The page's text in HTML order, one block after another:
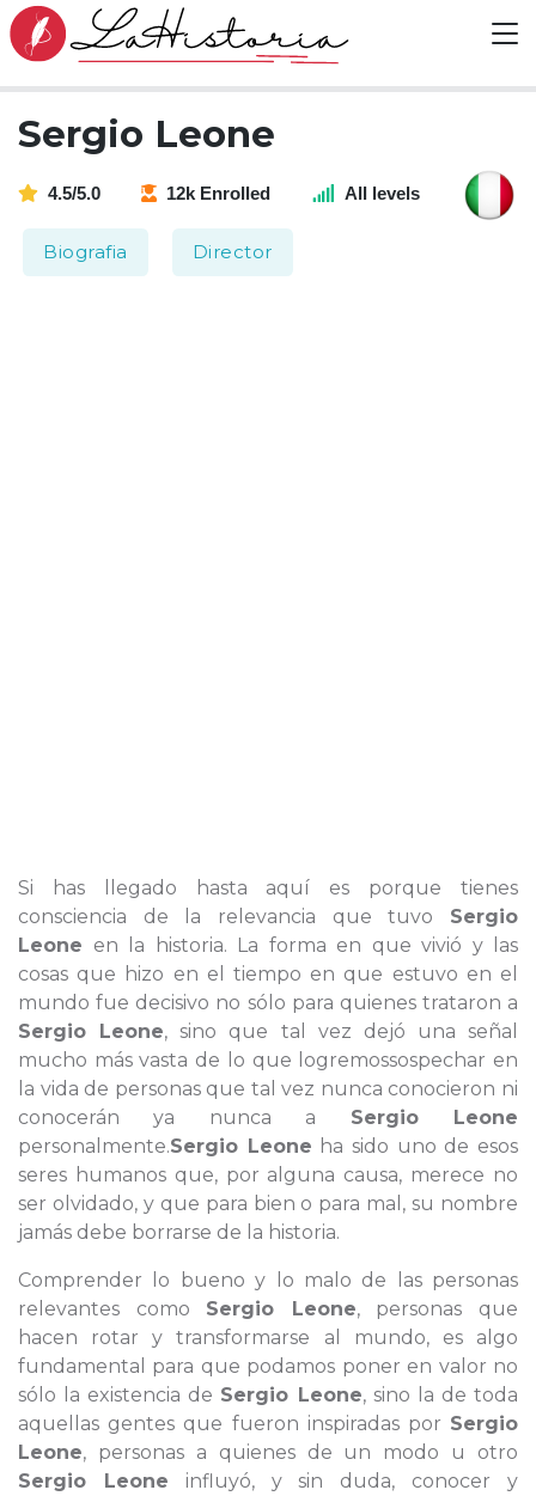
Sergio Leone
4.5/5.0 12k Enrolled All levels
Biografia Director
Si has llegado hasta aquí es porque tienes
consciencia de la relevancia que tuvo Sergio
Leone en la historia. La forma en que vivió y las
cosas que hizo en el tiempo en que estuvo en el
mundo fue decisivo no sólo para quienes trataron a
Sergio Leone, sino que tal vez dejó una señal
mucho más vasta de lo que logremossospechar en
la vida de personas que tal vez nunca conocieron ni
conocerán ya nunca a Sergio Leone
personalmente.Sergio Leone ha sido uno de esos
seres humanos que, por alguna causa, merece no
ser olvidado, y que para bien o para mal, su nombre
jamás debe borrarse de la historia.
Comprender lo bueno y lo malo de las personas
relevantes como Sergio Leone, personas que
hacen rotar y transformarse al mundo, es algo
fundamental para que podamos poner en valor no
sólo la existencia de Sergio Leone, sino la de toda
aquellas gentes que fueron inspiradas por Sergio
Leone, personas a quienes de un modo u otro
Sergio Leone influyó, y sin duda, conocer y